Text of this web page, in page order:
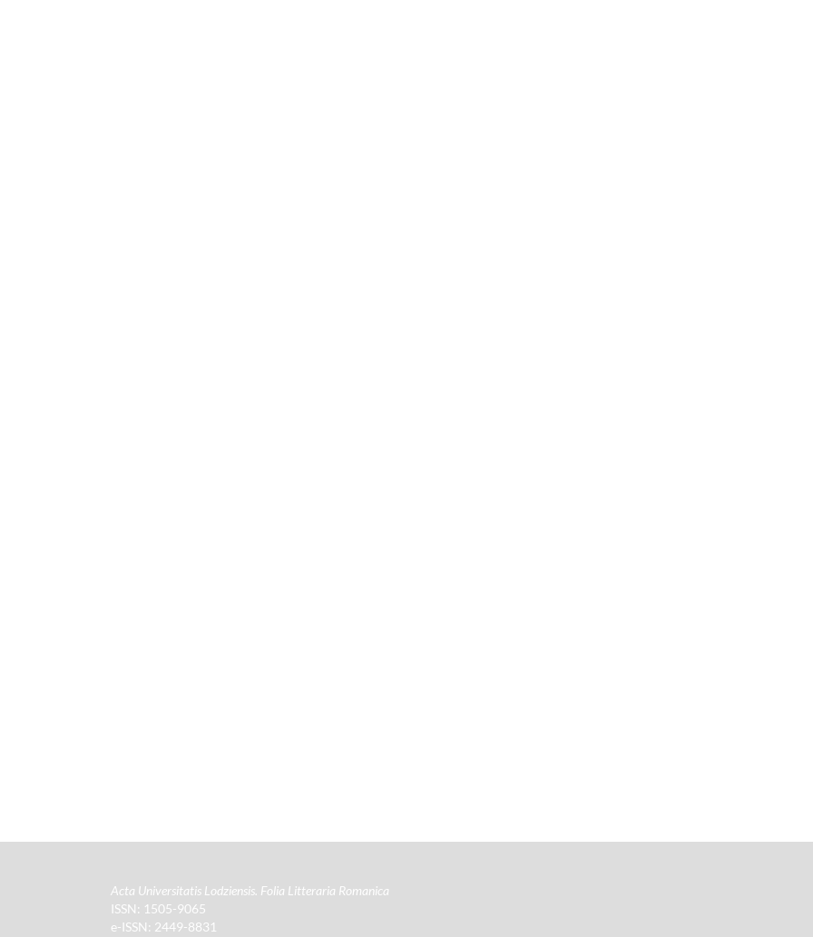
Acta Universitatis Lodziensis. Folia Litteraria Romanica
ISSN: 1505-9065
e-ISSN: 2449-8831